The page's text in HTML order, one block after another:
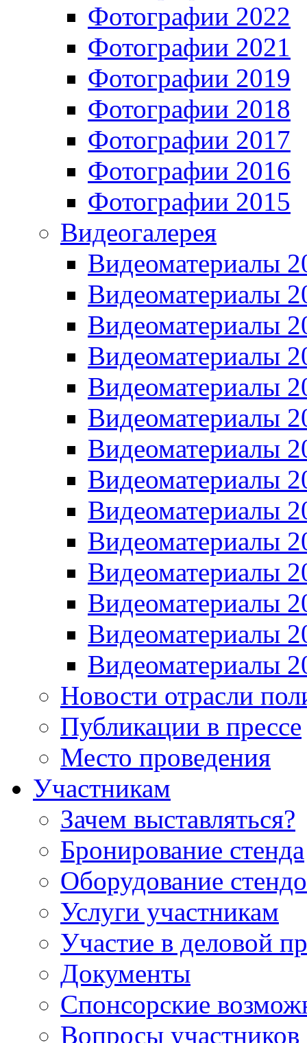
Фотографии 2022
Фотографии 2021
Фотографии 2019
Фотографии 2018
Фотографии 2017
Фотографии 2016
Фотографии 2015
Видеогалерея
Видеоматериалы
Видеоматериалы
Видеоматериалы
Видеоматериалы
Видеоматериалы
Видеоматериалы
Видеоматериалы
Видеоматериалы
Видеоматериалы
Видеоматериалы
Видеоматериалы
Видеоматериалы
Видеоматериалы
Видеоматериалы
Новости отрасли
Публикации в прессе
Место проведения
Участникам
Зачем выставляться?
Бронирование стенда
Оборудование
Услуги участникам
Участие в деловой
Документы
Спонсорские
Вопросы участников